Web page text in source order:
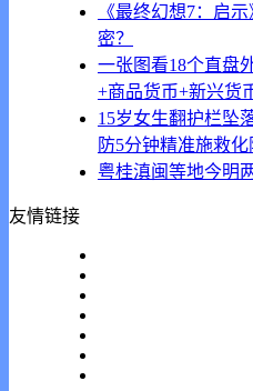
《最终幻想7：启
密？
一张图看18个直盘
+商品货币+新兴货
15岁女生翻护栏坠
防5分钟精准施救化
粤桂滇闽等地今明
友情链接